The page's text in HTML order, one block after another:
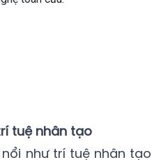
tuệ nhân tạo
như trí tuệ nhân tạo